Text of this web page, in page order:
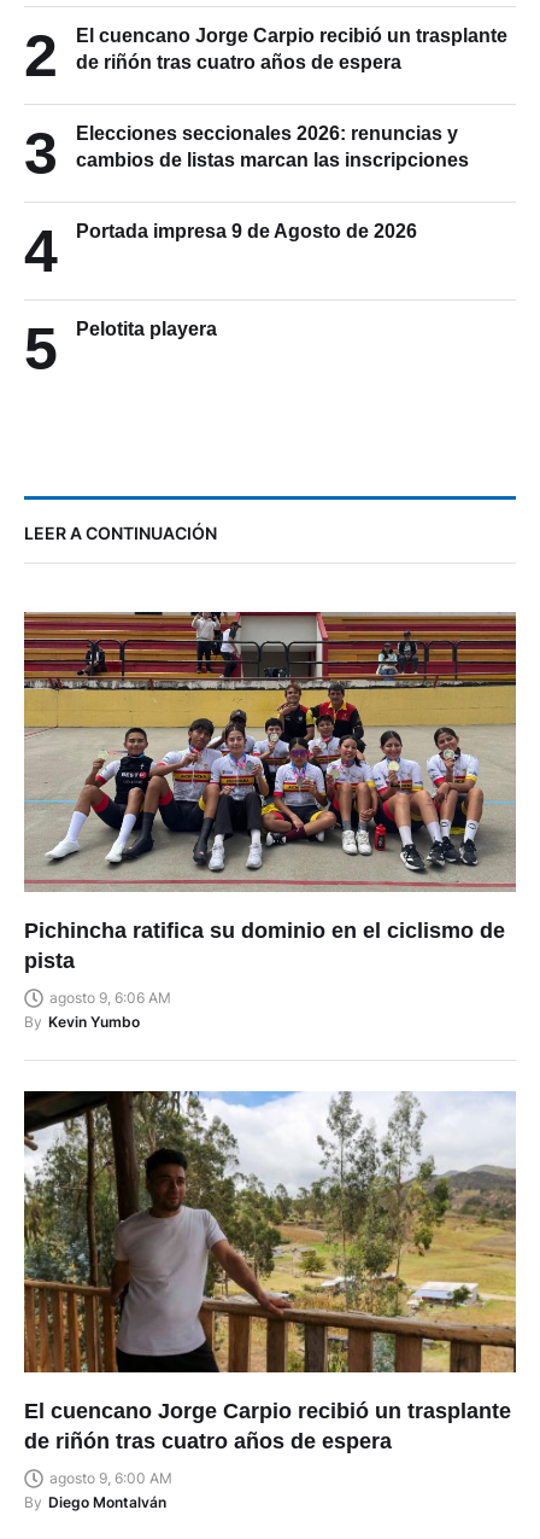
2
El cuencano Jorge Carpio recibió un trasplante
de riñón tras cuatro años de espera
3
Elecciones seccionales 2026: renuncias y
cambios de listas marcan las inscripciones
4 Portada impresa 9 de Agosto de 2026
5 Pelotita playera
LEER A CONTINUACIÓN
Pichincha ratifica su dominio en el ciclismo de
pista
agosto 9, 6:06 AM
By Kevin Yumbo
El cuencano Jorge Carpio recibió un trasplante
de riñón tras cuatro años de espera
agosto 9, 6:00 AM
By Diego Montalván